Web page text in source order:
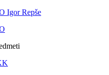
Igor Repše